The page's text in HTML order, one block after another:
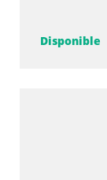
Disponible